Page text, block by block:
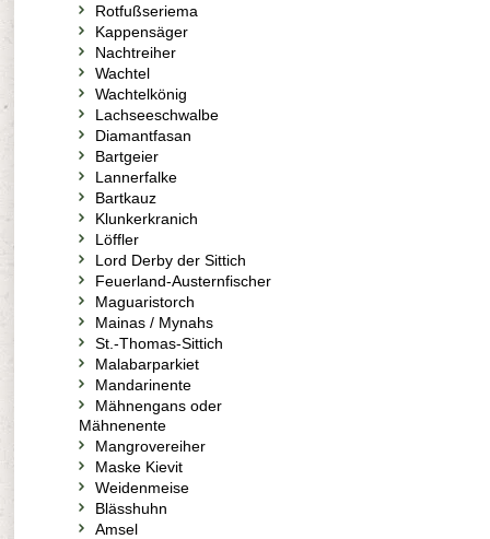
Rotfußseriema
Kappensäger
Nachtreiher
Wachtel
Wachtelkönig
Lachseeschwalbe
Diamantfasan
Bartgeier
Lannerfalke
Bartkauz
Klunkerkranich
Löffler
Lord Derby der Sittich
Feuerland-Austernfischer
Maguaristorch
Mainas / Mynahs
St.-Thomas-Sittich
Malabarparkiet
Mandarinente
Mähnengans oder
Mähnenente
Mangrovereiher
Maske Kievit
Weidenmeise
Blässhuhn
Amsel